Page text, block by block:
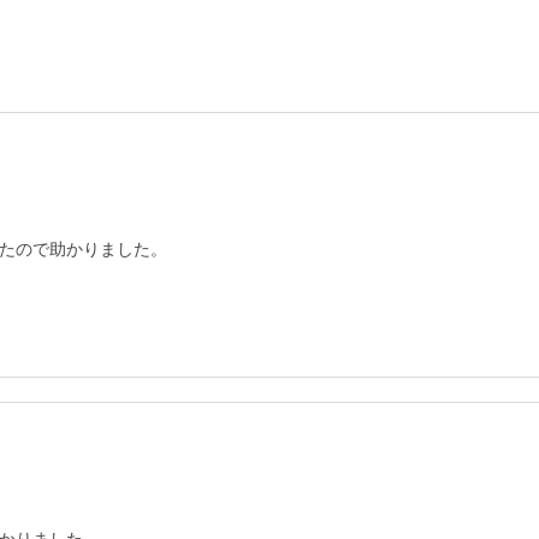
ので助かりました。